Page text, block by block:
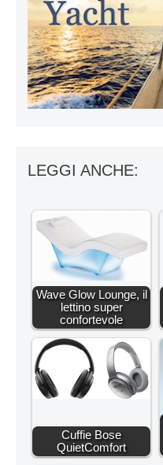
LEGGI ANCHE:
Wave Glow Lounge, il
lettino super
confortevole
Cuffie Bose
QuietComfort